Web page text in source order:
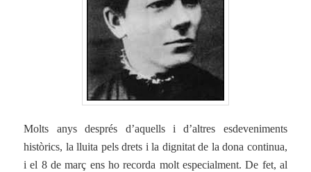
Molts anys després d’aquells i d’altres esdeveniments
històrics, la lluita pels drets i la dignitat de la dona continua,
i el 8 de març ens ho recorda molt especialment. De fet, al